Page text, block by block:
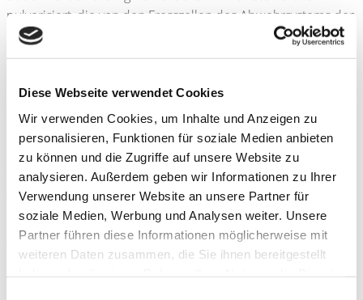
Diese Webseite verwendet Cookies
Wir verwenden Cookies, um Inhalte und Anzeigen zu
personalisieren, Funktionen für soziale Medien anbieten
zu können und die Zugriffe auf unsere Website zu
analysieren. Außerdem geben wir Informationen zu Ihrer
Verwendung unserer Website an unsere Partner für
soziale Medien, Werbung und Analysen weiter. Unsere
Partner führen diese Informationen möglicherweise mit
weiteren Daten zusammen, die Sie ihnen bereitgestellt
pulverisiert, die von den Fresszellen des Abwehrsystems der
Haut („Makrophagen“) aufgenommen und nahezu vollständig
abtransportiert werden.
Pigmentstaub nicht in den Lymphknoten hängen, sondern
wird über die Galle und anschließend den Darm des
Menschen aus dem Körper ausgeschieden. Daher ist es mit
dem Pico-Nanosekundenlaser nicht nur möglich, eine
Tätowierung ohne Narbenbildung in mehreren Sitzungen
vollständig unsichtbar zu machen, sondern er trägt zusätzlich
dazu bei, dass die möglicherweise
gesundheitsgefährdenden Pigmentbestandteile aus dem
Körper eliminiert werden! Selbstverständlich übernehmen
weder die gesetzlichen, noch die privaten Krankenkassen